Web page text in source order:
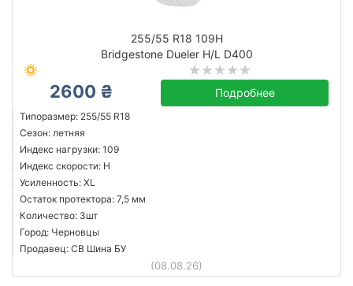
255/55 R18 109H
Bridgestone Dueler H/L D400
2600 ₴ Подробнее
Типоразмер: 255/55 R18
Сезон: летняя
Индекс нагрузки: 109
Индекс скорости: H
Усиленность: XL
Остаток протектора: 7,5 мм
Количество: 3шт
Город: Черновцы
Продавец: СВ Шина БУ
(08.08.26)